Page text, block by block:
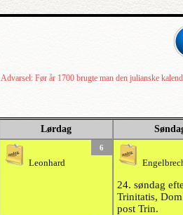
Advarsel: Før år 1700 brugte man den julianske
Lørdag
6
Leonhard
24. søndag
Trinitatis,
post Trin.